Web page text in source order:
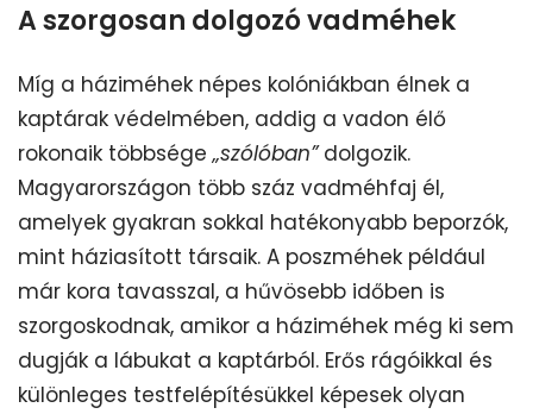
A szorgosan dolgozó vadméhek
Míg a háziméhek népes kolóniákban élnek a
kaptárak védelmében, addig a vadon élő
rokonaik többsége„szólóban”dolgozik.
Magyarországon több száz vadméhfaj él,
amelyek gyakran sokkal hatékonyabb beporzók,
mint háziasított társaik. A poszméhek például
már kora tavasszal, a hűvösebb időben is
szorgoskodnak, amikor a háziméhek még ki sem
dugják a lábukat a kaptárból. Erős rágóikkal és
különleges testfelépítésükkel képesek olyan